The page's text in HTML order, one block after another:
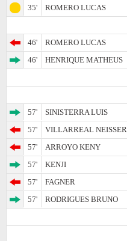
35'
ROMERO LUCAS
46'
ROMERO LUCAS
46'
HENRIQUE MATHEUS
57'
SINISTERRA LUIS
57'
VILLARREAL NEISSER
57'
ARROYO KENY
57'
KENJI
57'
FAGNER
57'
RODRIGUES BRUNO